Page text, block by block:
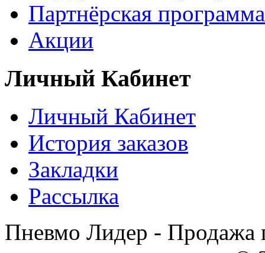
Партнёрская программа
Акции
Личный Кабинет
Личный Кабинет
История заказов
Закладки
Рассылка
Пневмо Лидер - Продажа